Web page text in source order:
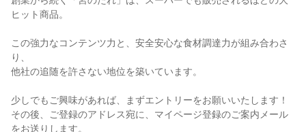
ヒット商品。
この強力なコンテンツ力と、安全安心な食材調達力が組み合わさ
り、
他社の追随を許さない地位を築いています。
少しでもご興味があれば、まずエントリーをお願いいたします！
その後、ご登録のアドレス宛に、マイページ登録のご案内メール
をお送りします。